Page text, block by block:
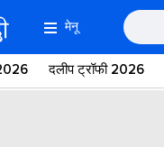
मेनू
दलीप ट्रॉफी 2026